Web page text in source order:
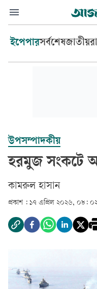
ইপেপারসর্বশেষজাতীয়
উপসম্পাদকীয়
হরমুজ সংকটে
কামরুল হাসান
প্রকাশ : ১৭ এপ্রিল ২০২৬, ০৮: